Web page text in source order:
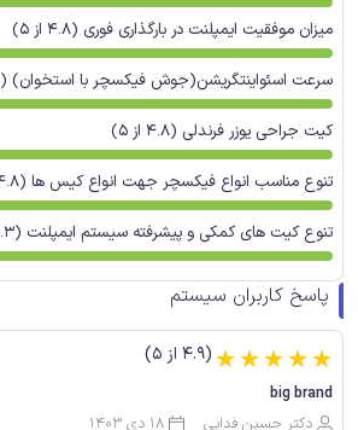
میزان موفقیت ایمپلنت در بارگذاری فوری (4.8 از 5)
سرعت اسئواینتگریشن(جوش فیکسچر با استخوان) (4.7 از 5)
کیت جراحی یوزر فرندلی (4.8 از 5)
تنوع مناسب انواع فیکسچر جهت انواع کیس ها (4.8 از 5)
تنوع کیت های کمکی و پیشرفته سیستم ایمپلنت (4.3 از 5)
پاسخ کاربران سیستم
(4.9 از 5)☆☆☆☆☆
big brand
دکتر حسین فدایی
18 دی 1403